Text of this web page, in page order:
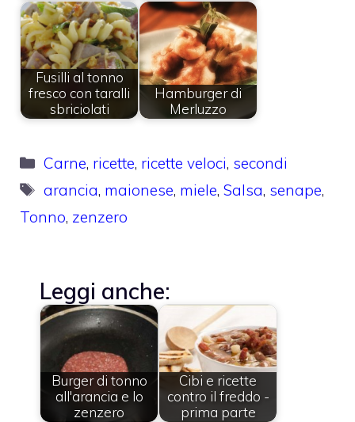
Fusilli al tonno
fresco con taralli
sbriciolati
Hamburger di
Merluzzo
Categorie
Carne, ricette, ricette veloci, secondi
Tag
arancia, maionese, miele,Salsa, senape,
Tonno, zenzero
Leggi anche:
Burger di tonno
all'arancia e lo
zenzero
Cibi e ricette
contro il freddo -
prima parte